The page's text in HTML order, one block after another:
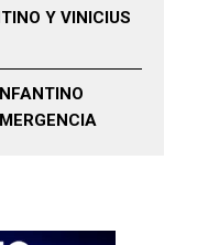
Y VINICIUS